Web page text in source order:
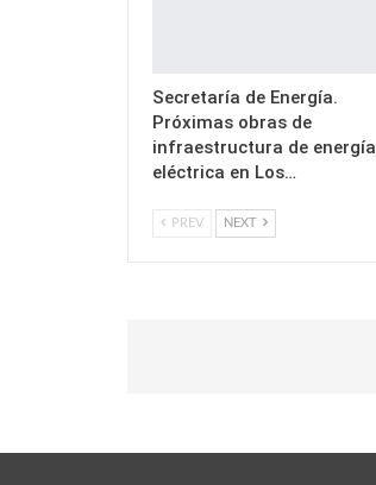
Secretaría de Energía.
Próximas obras de
infraestructura de energía
eléctrica en Los…
PREV NEXT